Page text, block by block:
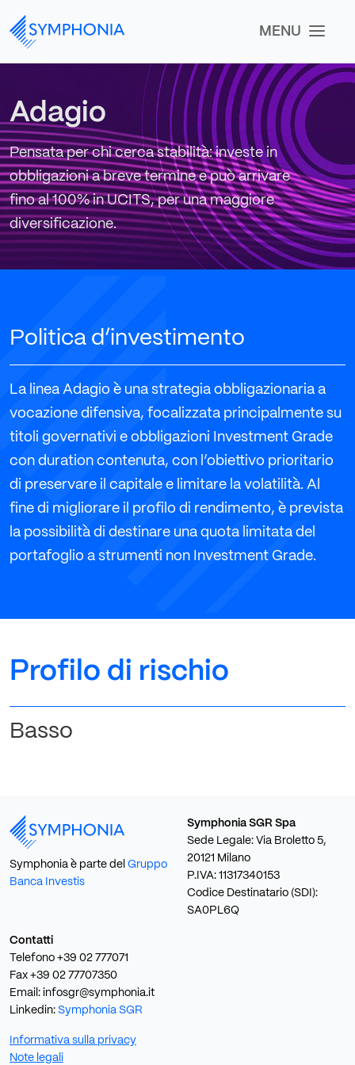
MENU
Adagio
Pensata per chi cerca stabilità: investe in
obbligazioni a breve termine e può arrivare
fino al 100% in UCITS, per una maggiore
diversificazione.
Politica d’investimento
La linea Adagio è una strategia obbligazionaria a
vocazione difensiva, focalizzata principalmente su
titoli governativi e obbligazioni Investment Grade
con duration contenuta, con l’obiettivo prioritario
di preservare il capitale e limitare la volatilità. Al
fine di migliorare il profilo di rendimento, è prevista
la possibilità di destinare una quota limitata del
portafoglio a strumenti non Investment Grade.
Profilo di rischio
Basso
Symphonia è parte del Gruppo
Banca Investis
Symphonia SGR Spa
Sede Legale: Via Broletto 5,
20121 Milano
P.IVA: 11317340153
Codice Destinatario (SDI):
SA0PL6Q
Contatti
Telefono +39 02 777071
Fax +39 02 77707350
Email: infosgr@symphonia.it
Linkedin: Symphonia SGR
Informativa sulla privacy
Note legali